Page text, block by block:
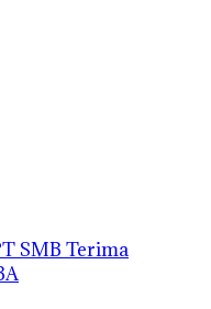
SMB Terima